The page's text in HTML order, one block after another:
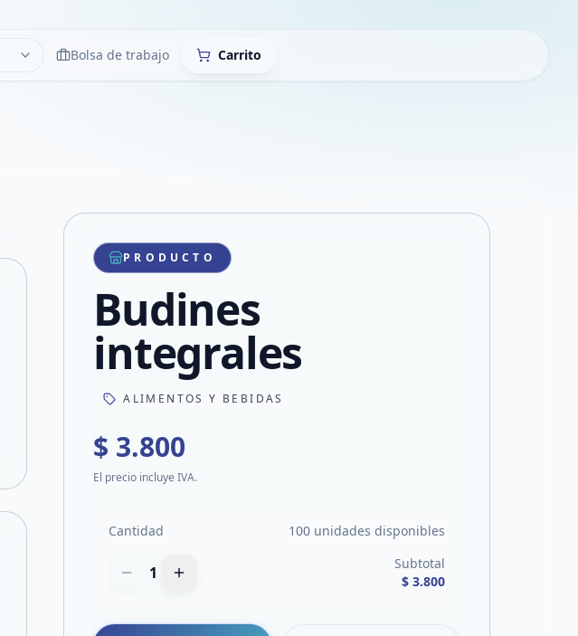
LimpiarBolsa de trabajo Carrito
Compartir producto
Compartir por WhatsApp
Compartir por mail
Compartir en Facebook
Compartir en X
PRODUCTO
Budines
integrales
ALIMENTOS Y BEBIDAS
$ 3.800
El precio incluye IVA.
Cantidad 100 unidades disponibles
1
Subtotal
$ 3.800